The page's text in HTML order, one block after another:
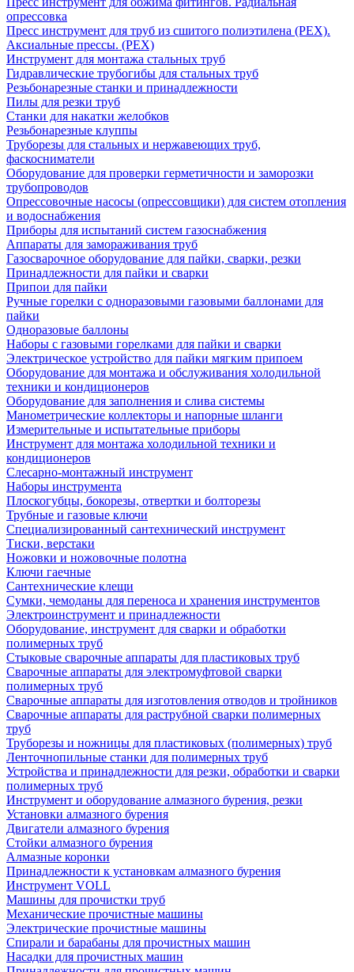
опрессовка
Пресс инструмент для труб из сшитого полиэтилена (PEX).
Аксиальные прессы. (PEX)
Инструмент для монтажа стальных труб
Гидравлические трубогибы для стальных труб
Резьбонарезные станки и принадлежности
Пилы для резки труб
Станки для накатки желобков
Резьбонарезные клуппы
Труборезы для стальных и нержавеющих труб,
фаскосниматели
Оборудование для проверки герметичности и заморозки
трубопроводов
Опрессовочные насосы (опрессовщики) для систем отопления
и водоснабжения
Приборы для испытаний систем газоснабжения
Аппараты для замораживания труб
Газосварочное оборудование для пайки, сварки, резки
Принадлежности для пайки и сварки
Припои для пайки
Ручные горелки с одноразовыми газовыми баллонами для
пайки
Одноразовые баллоны
Наборы с газовыми горелками для пайки и сварки
Электрическое устройство для пайки мягким припоем
Оборудование для монтажа и обслуживания холодильной
техники и кондиционеров
Оборудование для заполнения и слива системы
Манометрические коллекторы и напорные шланги
Измерительные и испытательные приборы
Инструмент для монтажа холодильной техники и
кондиционеров
Слесарно-монтажный инструмент
Наборы инструмента
Плоскогубцы, бокорезы, отвертки и болторезы
Трубные и газовые ключи
Специализированный сантехнический инструмент
Тиски, верстаки
Ножовки и ножовочные полотна
Ключи гаечные
Сантехнические клещи
Сумки, чемоданы для переноса и хранения инструментов
Электроинструмент и принадлежности
Оборудование, инструмент для сварки и обработки
полимерных труб
Стыковые сварочные аппараты для пластиковых труб
Сварочные аппараты для электромуфтовой сварки
полимерных труб
Сварочные аппараты для изготовления отводов и тройников
Сварочные аппараты для раструбной сварки полимерных
труб
Труборезы и ножницы для пластиковых (полимерных) труб
Ленточнопильные станки для полимерных труб
Устройства и принадлежности для резки, обработки и сварки
полимерных труб
Инструмент и оборудование алмазного бурения, резки
Установки алмазного бурения
Двигатели алмазного бурения
Стойки алмазного бурения
Алмазные коронки
Принадлежности к установкам алмазного бурения
Инструмент VOLL
Машины для прочистки труб
Механические прочистные машины
Электрические прочистные машины
Спирали и барабаны для прочистных машин
Насадки для прочистных машин